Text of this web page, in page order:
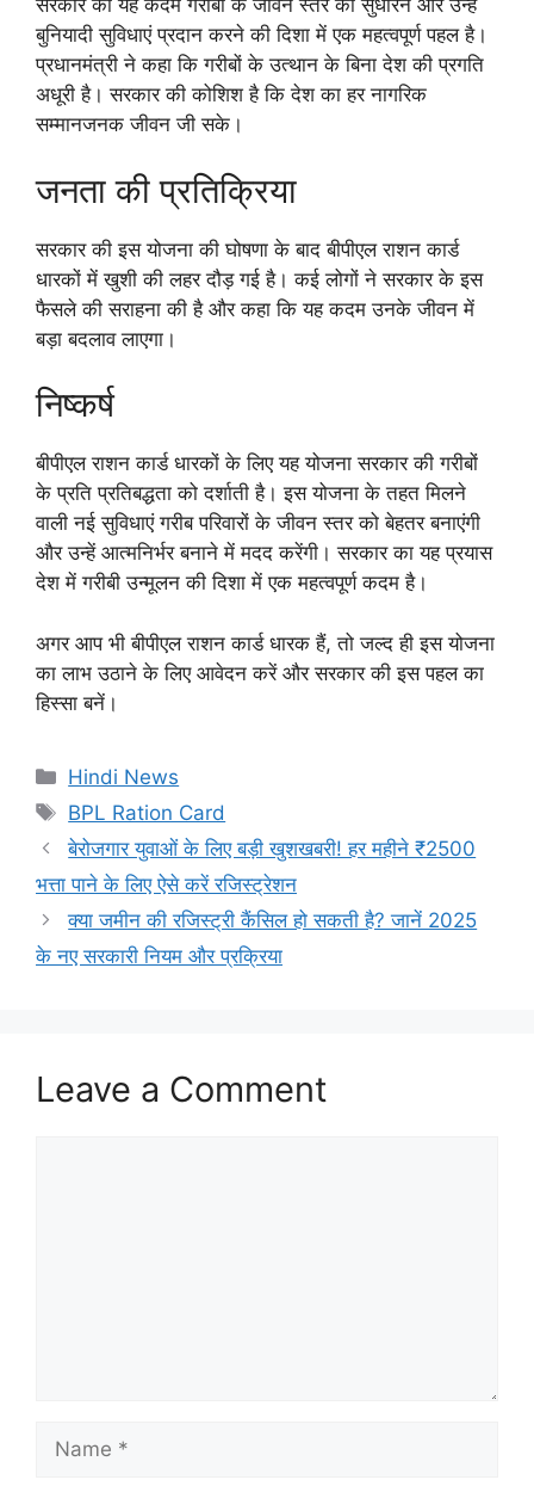
सरकार का यह कदम गरीबों के जीवन स्तर को सुधारने और उन्हें
बुनियादी सुविधाएं प्रदान करने की दिशा में एक महत्वपूर्ण पहल है।
प्रधानमंत्री ने कहा कि गरीबों के उत्थान के बिना देश की प्रगति
अधूरी है। सरकार की कोशिश है कि देश का हर नागरिक
सम्मानजनक जीवन जी सके।
जनता की प्रतिक्रिया
सरकार की इस योजना की घोषणा के बाद बीपीएल राशन कार्ड
धारकों में खुशी की लहर दौड़ गई है। कई लोगों ने सरकार के इस
फैसले की सराहना की है और कहा कि यह कदम उनके जीवन में
बड़ा बदलाव लाएगा।
निष्कर्ष
बीपीएल राशन कार्ड धारकों के लिए यह योजना सरकार की गरीबों
के प्रति प्रतिबद्धता को दर्शाती है। इस योजना के तहत मिलने
वाली नई सुविधाएं गरीब परिवारों के जीवन स्तर को बेहतर बनाएंगी
और उन्हें आत्मनिर्भर बनाने में मदद करेंगी। सरकार का यह प्रयास
देश में गरीबी उन्मूलन की दिशा में एक महत्वपूर्ण कदम है।
अगर आप भी बीपीएल राशन कार्ड धारक हैं, तो जल्द ही इस योजना
का लाभ उठाने के लिए आवेदन करें और सरकार की इस पहल का
हिस्सा बनें।
Categories
Hindi News
Tags
BPL Ration Card
बेरोजगार युवाओं के लिए बड़ी खुशखबरी! हर महीने ₹2500
भत्ता पाने के लिए ऐसे करें रजिस्ट्रेशन
क्या जमीन की रजिस्ट्री कैंसिल हो सकती है? जानें 2025
के नए सरकारी नियम और प्रक्रिया
Leave a Comment